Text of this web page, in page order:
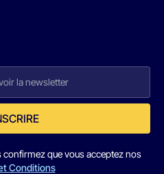
que vous acceptez nos
Conditions